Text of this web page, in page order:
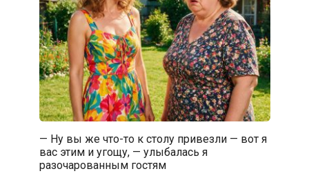
— Ну вы же что-то к столу привезли — вот я
вас этим и угощу, — улыбалась я
разочарованным гостям